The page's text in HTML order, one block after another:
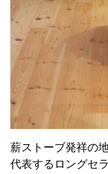
薪ストーブ発祥の
代表するロングセ